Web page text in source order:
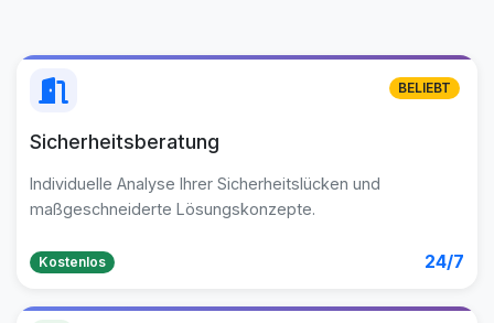
Sicherheitsberatung
Individuelle Analyse Ihrer Sicherheitslücken und
maßgeschneiderte Lösungskonzepte.
Kostenlos 24/7
BELIEBT